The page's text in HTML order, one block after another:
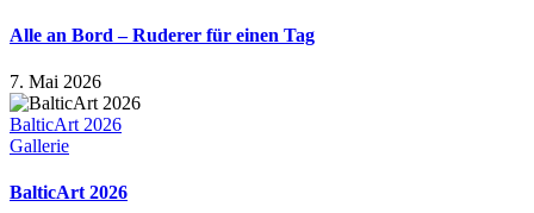
Alle an Bord – Ruderer für einen Tag
7. Mai 2026
BalticArt 2026
Gallerie
BalticArt 2026